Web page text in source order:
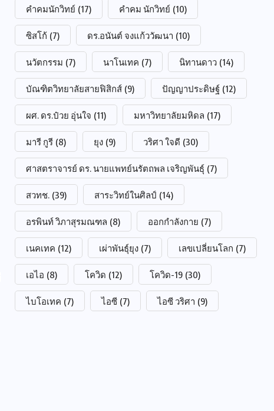
คำคมนักวิทย์ (17) คำคม นักวิทย์ (10)
ซิสโก้ (7) ดร.อนันต์ จงแก้ววัฒนา (10)
นวัตกรรม (7) นาโนเทค (7) นิทานดาว (14)
บัณฑิตวิทยาลัยสายฟิสิกส์ (9) ปัญญาประดิษฐ์ (12)
ผศ. ดร.ป๋วย อุ่นใจ (11) มหาวิทยาลัยมหิดล (17)
มารี กูรี (8) ยุง (9) วริศา ใจดี (30)
ศาสตราจารย์ ดร. นายแพทย์นรัตถพล เจริญพันธุ์ (7)
สวทช. (39) สาระวิทย์ในศิลป์ (14)
อรพินท์ วิภาสุรมณฑล (8) ออกกำลังกาย (7)
เนคเทค (12) เผ่าพันธุ์ยุง (7) เลขเปลี่ยนโลก (7)
เอไอ (8) โควิด (12) โควิด-19 (30)
ไบโอเทค (7) ไอซี (7) ไอซี วริศา (9)